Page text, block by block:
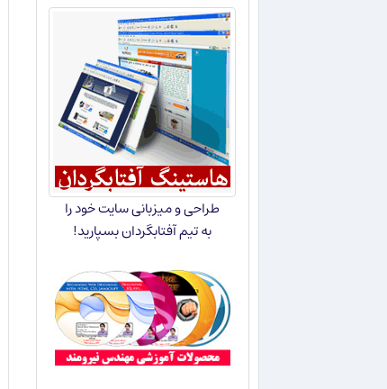
طراحی و میزبانی سایت خود را
به تیم آفتابگردان بسپارید!